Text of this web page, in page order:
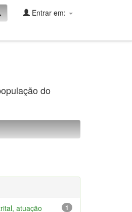
Entrar em:
do
1
atuação